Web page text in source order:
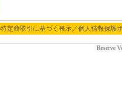
特定商取引に基づく表示／個人情報保護
Reserve